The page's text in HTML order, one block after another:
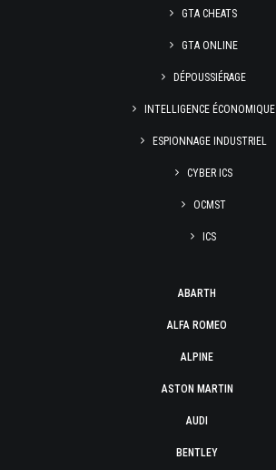
GTA CHEATS
GTA ONLINE
DÉPOUSSIÉRAGE
INTELLIGENCE ÉCONOMIQUE
ESPIONNAGE INDUSTRIEL
CYBER ICS
OCMST
ICS
ABARTH
ALFA ROMEO
ALPINE
ASTON MARTIN
AUDI
BENTLEY